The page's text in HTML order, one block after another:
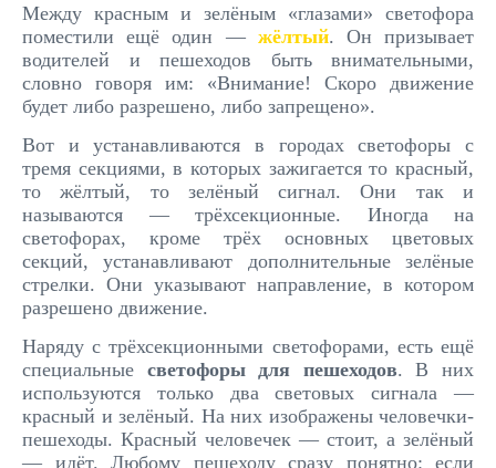
Между красным и зелёным «глазами» светофора
поместили ещё один — жёлтый. Он призывает
водителей и пе­шеходов быть внимательными,
словно говоря им: «Внимание! Скоро движение
будет либо разрешено, либо запрещено».
Вот и устанавливаются в городах светофоры с
тремя секциями, в которых зажигается то красный,
то жёлтый, то зелёный сигнал. Они так и
называются — трёхсекционные. Иногда на
светофорах, кроме трёх основных цветовых
секций, устанавливают дополнительные зелёные
стрелки. Они указывают направление, в котором
разрешено движение.
Наряду с трёхсекционными светофорами, есть ещё
специальные светофоры для пешеходов. В них
используются только два световых сигнала —
красный и зелёный. На них изображены человечки-
пешеходы. Красный человечек — стоит, а зелёный
— идёт. Любому пешеходу сразу понятно: если